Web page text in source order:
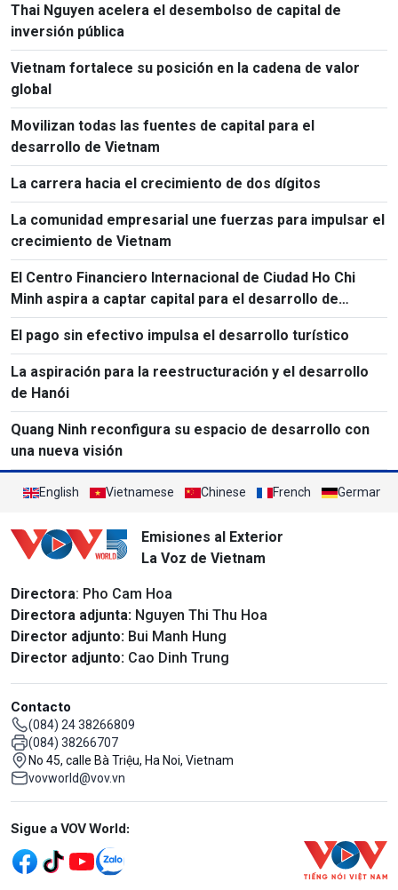
Thai Nguyen acelera el desembolso de capital de
inversión pública
Vietnam fortalece su posición en la cadena de valor
global
Movilizan todas las fuentes de capital para el
desarrollo de Vietnam
La carrera hacia el crecimiento de dos dígitos
La comunidad empresarial une fuerzas para impulsar el
crecimiento de Vietnam
El Centro Financiero Internacional de Ciudad Ho Chi
Minh aspira a captar capital para el desarrollo de
Vietnam
El pago sin efectivo impulsa el desarrollo turístico
La aspiración para la reestructuración y el desarrollo
de Hanói
Quang Ninh reconfigura su espacio de desarrollo con
una nueva visión
English Vietnamese Chinese French German
Emisiones al Exterior
La Voz de Vietnam
Directora: Pho Cam Hoa
Directora adjunta: Nguyen Thi Thu Hoa
Director adjunto: Bui Manh Hung
Director adjunto: Cao Dinh Trung
Contacto
(084) 24 38266809
(084) 38266707
No 45, calle Bà Triệu, Ha Noi, Vietnam
vovworld@vov.vn
Mạng xã hội
Sigue a VOV World: